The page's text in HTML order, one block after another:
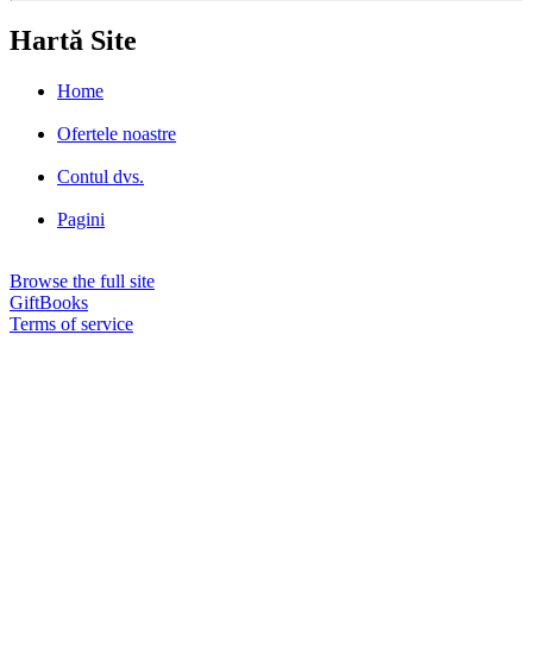
Hartă Site
Home
Ofertele noastre
Contul dvs.
Pagini
Browse the full site
GiftBooks
Terms of service